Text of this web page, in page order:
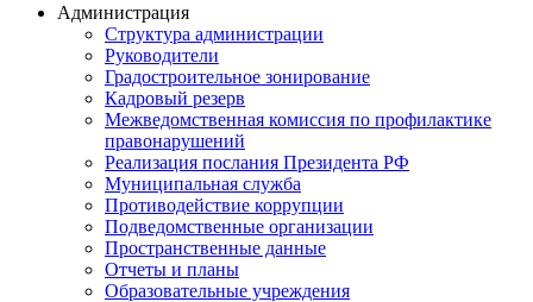
Администрация
Структура администрации
Руководители
Градостроительное зонирование
Кадровый резерв
Межведомственная комиссия по профилактике
правонарушений
Реализация послания Президента РФ
Муниципальная служба
Противодействие коррупции
Подведомственные организации
Пространственные данные
Отчеты и планы
Образовательные учреждения